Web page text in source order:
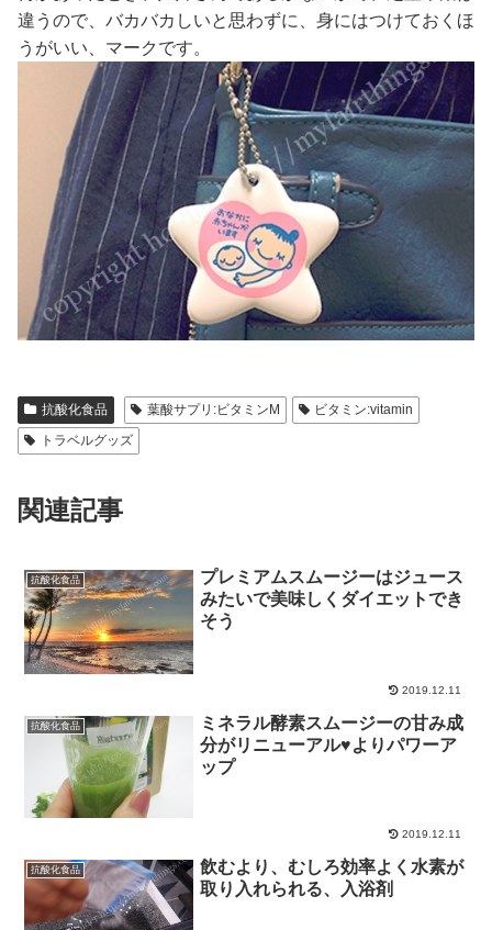
違うので、バカバカしいと思わずに、身にはつけておくほ
うがいい、マークです。
抗酸化食品 葉酸サプリ:ビタミンM
ビタミン:vitamin
トラベルグッズ
関連記事
抗酸化食品
プレミアムスムージーはジュース
みたいで美味しくダイエットでき
そう
2019.12.11
抗酸化食品
ミネラル酵素スムージーの甘み成
分がリニューアル♥よりパワーア
ップ
2019.12.11
抗酸化食品
飲むより、むしろ効率よく水素が
取り入れられる、入浴剤